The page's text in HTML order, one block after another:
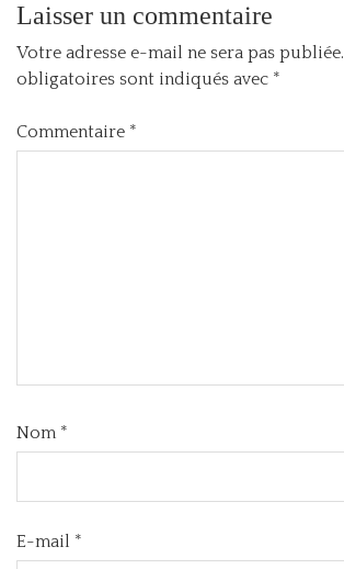
Laisser un commentaire
Votre adresse e-mail ne sera pas publiée.
obligatoires sont indiqués avec *
Commentaire *
Nom *
E-mail *